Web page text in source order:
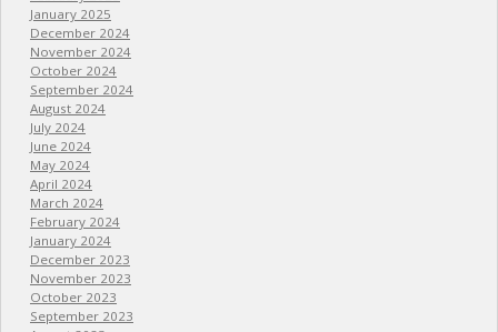
January 2025
December 2024
November 2024
October 2024
September 2024
August 2024
July 2024
June 2024
May 2024
April 2024
March 2024
February 2024
January 2024
December 2023
November 2023
October 2023
September 2023